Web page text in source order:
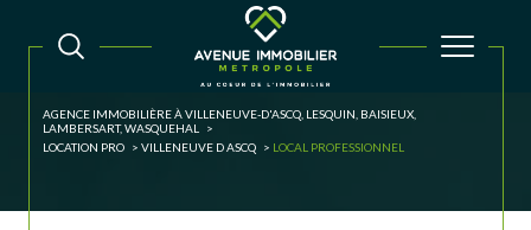
AGENCE IMMOBILIÈRE À VILLENEUVE-D'ASCQ, LESQUIN, BAISIEUX,
LAMBERSART, WASQUEHAL
LOCATION PRO
VILLENEUVE D ASCQ LOCAL PROFESSIONNEL